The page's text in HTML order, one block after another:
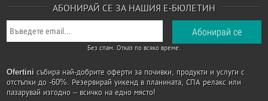
АБОНИРАЙ СЕ ЗА НАШИЯ Е-БЮЛЕТИН
Без спам. Отказ по всяко време.
Ofertini събира най-добрите оферти за почивки, продукти и услуги с
отстъпки до -60%. Резервирай уикенд в планината, СПА релакс или
пазарувай изгодно – всичко на едно място!